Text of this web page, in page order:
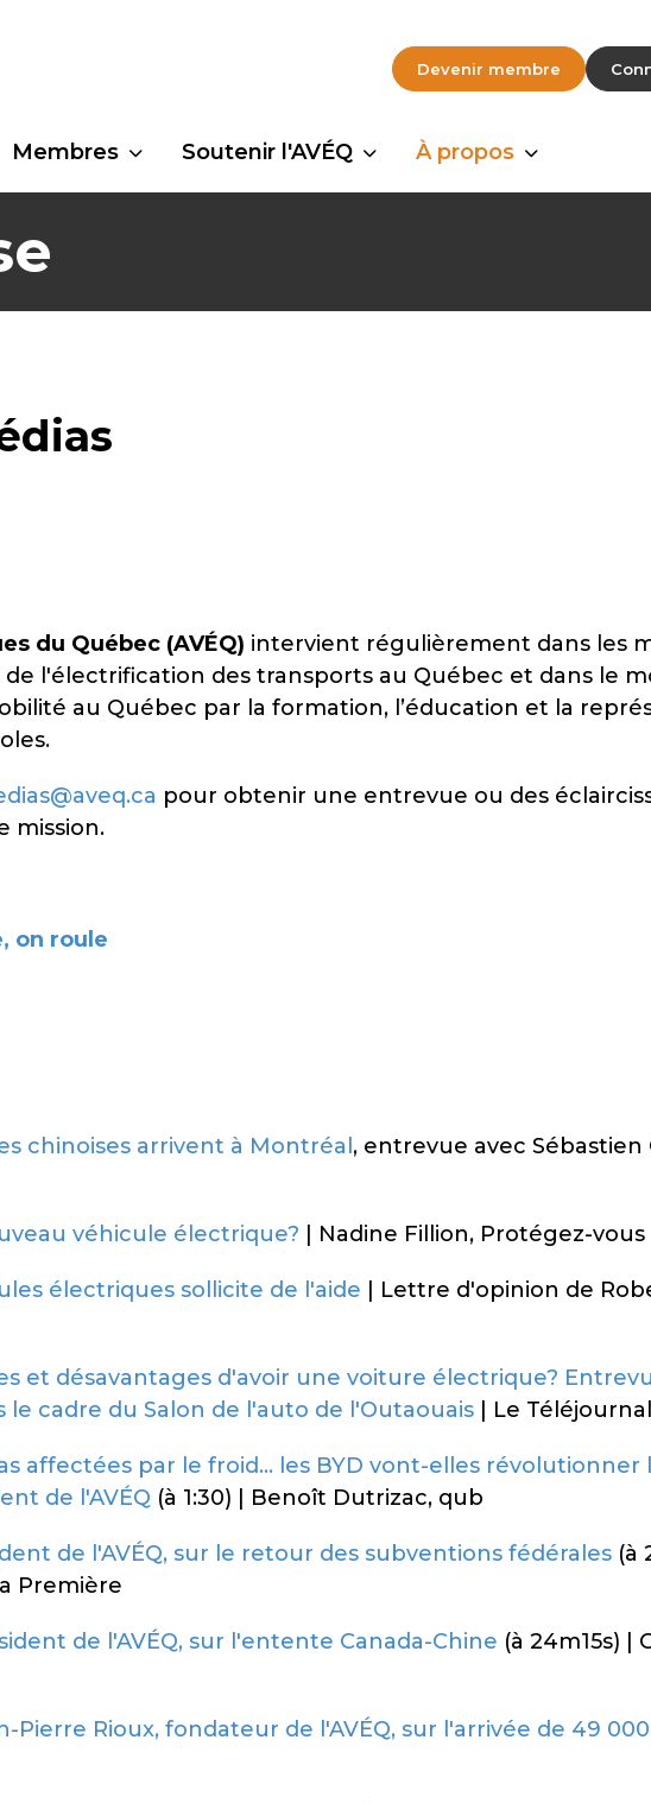
Devenir membre
Membres Soutenir l'AVÉQ À propos
du Québec (AVÉQ) intervient régulièrement dans les
l'électrification des transports au Québec et dans le
au Québec par la formation, l’éducation et la
pour obtenir une entrevue ou des
mission.
on roule
chinoises arrivent à Montréal , entrevue avec
véhicule électrique? | Nadine Fillion, Protégez-vous
électriques sollicite de l'aide
| Lettre d'opinion de
et désavantages d'avoir une voiture électrique?
le cadre du Salon de l'auto de l'Outaouais | Le
affectées par le froid… les BYD vont-elles révolutionner
de l'AVÉQ (à 1:30) | Benoît Dutrizac, qub
de l'AVÉQ, sur le retour des subventions fédérales (à
Première
de l'AVÉQ, sur l'entente Canada-Chine (à 24m15s) |
Pierre Rioux, fondateur de l'AVÉQ, sur l'arrivée de 49